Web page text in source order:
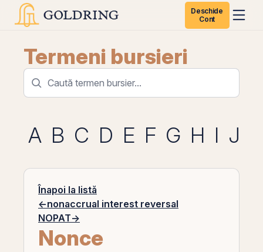
Deschide
Cont
Termeni bursieri
A B C D E F G H I J
Înapoi la listă
←nonaccrual interest reversal
NOPAT→
Nonce